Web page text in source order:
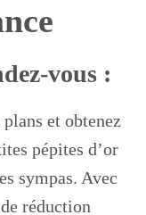
vous :
et obtenez
pépites d’or
sympas. Avec
réduction